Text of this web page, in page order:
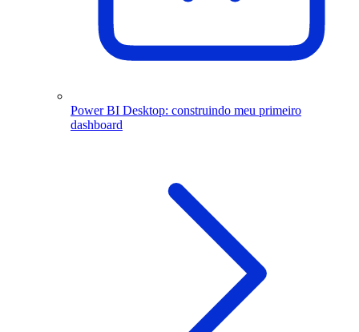
Power BI Desktop: construindo meu primeiro
dashboard